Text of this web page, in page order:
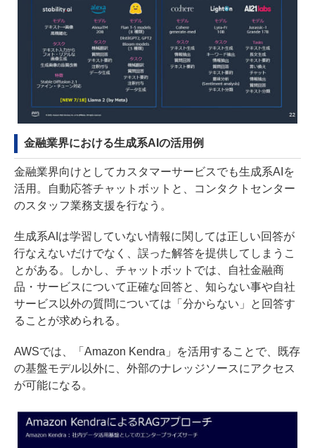
金融業界における生成系AIの活用例
金融業界向けとしてカスタマーサービスでも生成系AIを
活用。自動応答チャットボットと、コンタクトセンター
のスタッフ業務支援を行なう。
生成系AIは学習していない情報に関しては正しい回答が
行なえないだけでなく、誤った解答を提供してしまうこ
とがある。しかし、チャットボットでは、自社金融商
品・サービスについて正確な回答と、知らない事や自社
サービス以外の質問については「分からない」と回答す
ることが求められる。
AWSでは、「Amazon Kendra」を活用することで、既存
の基盤モデル以外に、外部のナレッジソースにアクセス
が可能になる。